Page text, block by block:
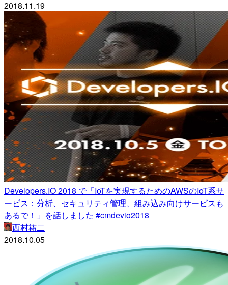
2018.11.19
Developers.IO 2018 で「IoTを実現するためのAWSのIoT系サ
ービス：分析、セキュリティ管理、組み込み向けサービスも
あるで！」を話しました #cmdevio2018
西村祐二
2018.10.05